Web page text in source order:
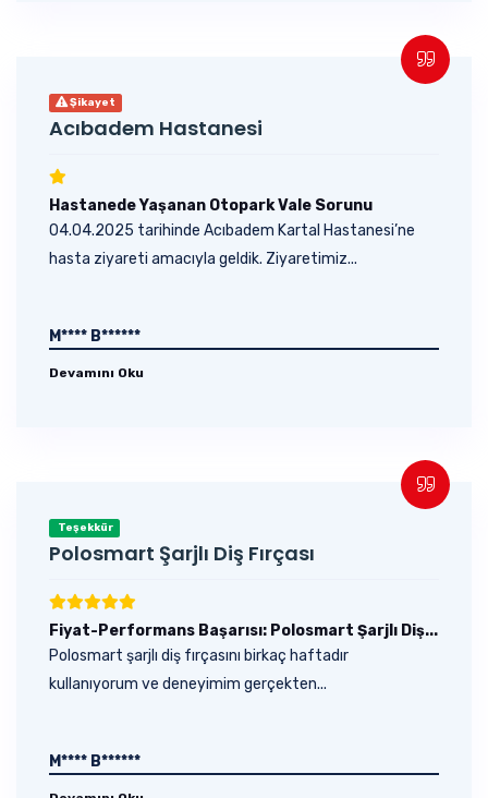
Şikayet
Acıbadem Hastanesi
Hastanede Yaşanan Otopark Vale Sorunu
04.04.2025 tarihinde Acıbadem Kartal Hastanesi’ne
hasta ziyareti amacıyla geldik. Ziyaretimiz...
M**** B******
Devamını Oku
Teşekkür
Polosmart Şarjlı Diş Fırçası
Fiyat-Performans Başarısı: Polosmart Şarjlı Diş...
Polosmart şarjlı diş fırçasını birkaç haftadır
kullanıyorum ve deneyimim gerçekten...
M**** B******